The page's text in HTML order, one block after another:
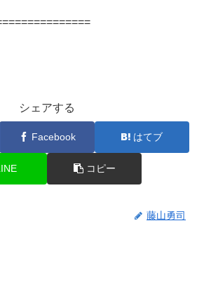
シェアする
Facebook はてブ
コピー
藤山勇司